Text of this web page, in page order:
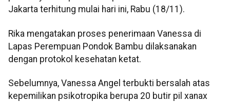
Jakarta terhitung mulai hari ini, Rabu (18/11).
Rika mengatakan proses penerimaan Vanessa di
Lapas Perempuan Pondok Bambu dilaksanakan
dengan protokol kesehatan ketat.
Sebelumnya, Vanessa Angel terbukti bersalah atas
kepemilikan psikotropika berupa 20 butir pil xanax